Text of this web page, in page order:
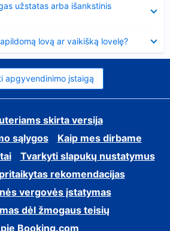
užstatas arba išankstinis
lovą ar vaikišką lovelę?
apgyvendinimo įstaigą
skirta versija
sąlygos
Kaip mes dirbame
Tvarkyti slapukų nustatymus
rekomendacijas
vergovės įstatymas
dėl žmogaus teisių
Booking.com